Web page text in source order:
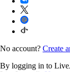
No account? Create
By logging in to